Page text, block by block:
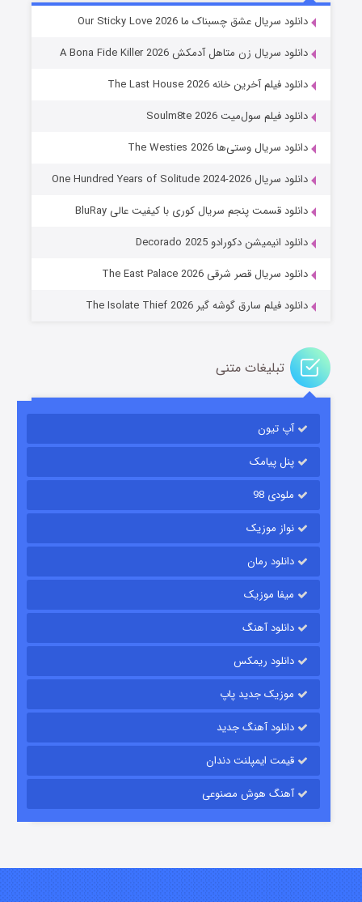
شوهر
عملیات آپارتمان
قسمت2 (زیرنویس) منتشر شد
قسمت
قسمت7 (زیرنویس) منتشر شد
دانلود سریال عشق چسبناک ما Our Sticky Love 2026
دانلود سریال زن متاهل آدمکش A Bona Fide Killer 2026
دانلود فیلم آخرین خانه The Last House 2026
دانلود فیلم سول‌میت Soulm8te 2026
دانلود سریال وستی‌ها The Westies 2026
دانلود سریال One Hundred Years of Solitude 2024-2026
دانلود قسمت پنجم سریال کوری با کیفیت عالی BluRay
دانلود انیمیشن دکورادو Decorado 2025
دانلود سریال قصر شرقی The East Palace 2026
دانلود فیلم سارق گوشه گیر The Isolate Thief 2026
تبلیغات متنی
آپ تیون
پنل پیامک
ملودی 98
نواز موزیک
دانلود رمان
میفا موزیک
دانلود آهنگ
دانلود ریمکس
موزیک جدید پاپ
دانلود آهنگ جدید
قیمت ایمپلنت دندان
آهنگ هوش مصنوعی